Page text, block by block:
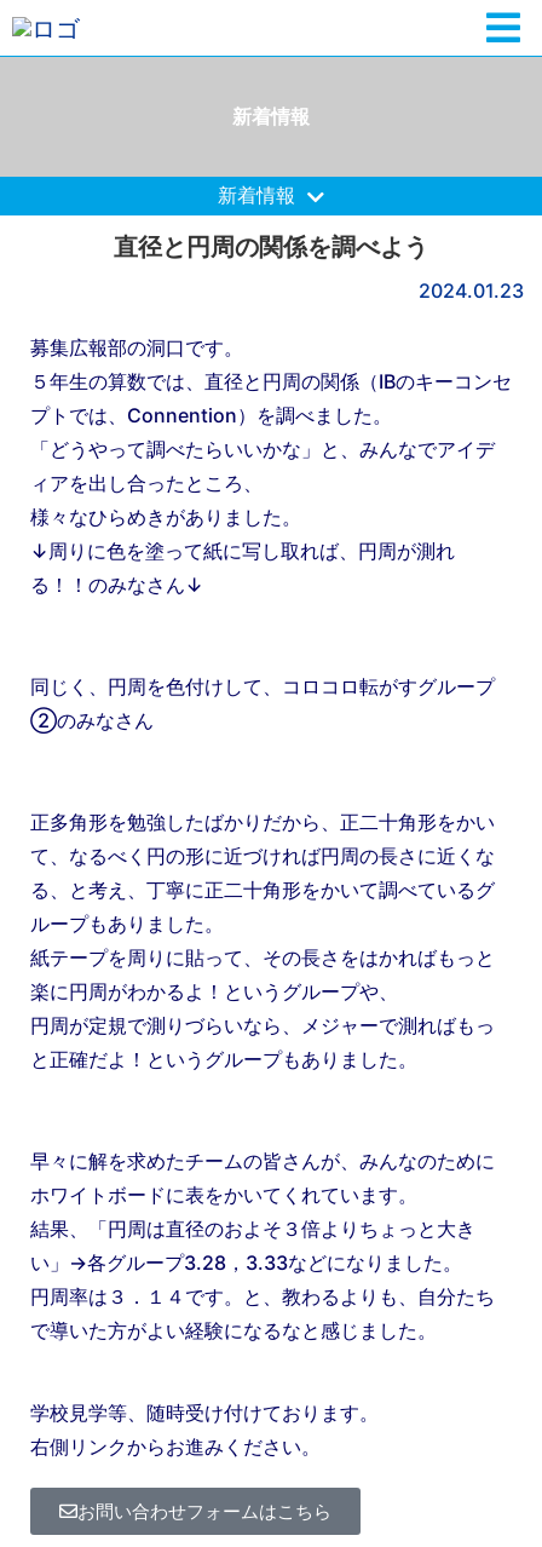
新着情報
新着情報
直径と円周の関係を調べよう
2024.01.23
募集広報部の洞口です。
５年生の算数では、直径と円周の関係（IBのキーコンセ
プトでは、Connention）を調べました。
「どうやって調べたらいいかな」と、みんなでアイデ
ィアを出し合ったところ、
様々なひらめきがありました。
↓周りに色を塗って紙に写し取れば、円周が測れ
る！！のみなさん↓
同じく、円周を色付けして、コロコロ転がすグループ
②のみなさん
正多角形を勉強したばかりだから、正二十角形をかい
て、なるべく円の形に近づければ円周の長さに近くな
る、と考え、丁寧に正二十角形をかいて調べているグ
ループもありました。
紙テープを周りに貼って、その長さをはかればもっと
楽に円周がわかるよ！というグループや、
円周が定規で測りづらいなら、メジャーで測ればもっ
と正確だよ！というグループもありました。
早々に解を求めたチームの皆さんが、みんなのために
ホワイトボードに表をかいてくれています。
結果、「円周は直径のおよそ３倍よりちょっと大き
い」→各グループ3.28，3.33などになりました。
円周率は３．１４です。と、教わるよりも、自分たち
で導いた方がよい経験になるなと感じました。
学校見学等、随時受け付けております。
右側リンクからお進みください。
お問い合わせフォームはこちら